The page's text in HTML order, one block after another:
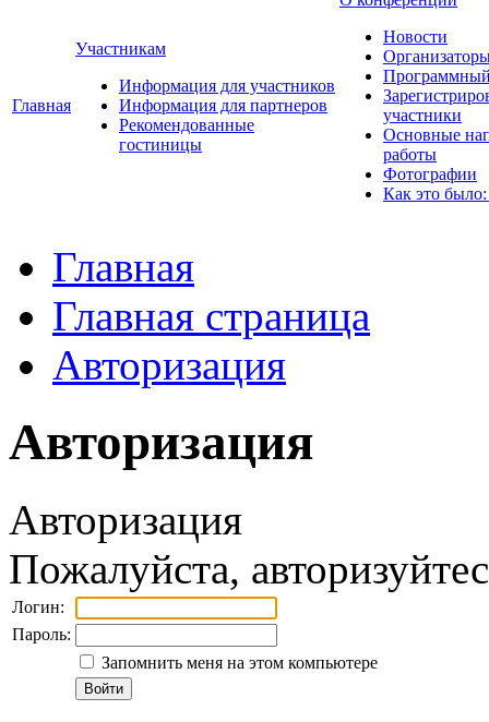
Главная
Участникам
Информация для участников
Информация для партнеров
Рекомендованные
гостиницы
Новости
участники
Основные
работы
Фотографии
Как это
Главная
Главная страница
Авторизация
Авторизация
Авторизация
Пожалуйста,
Логин:
Пароль:
Запомнить меня на этом компьютере